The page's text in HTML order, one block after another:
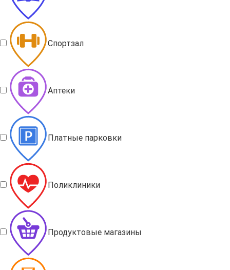
Спортзал
Аптеки
Платные парковки
Поликлиники
Продуктовые магазины